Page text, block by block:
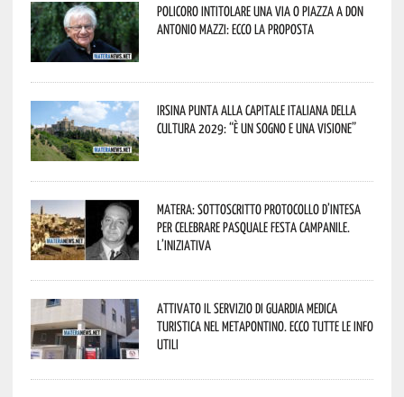
Policoro intitolare una via o piazza a don
Antonio Mazzi: ecco la proposta
Irsina punta alla Capitale italiana della
Cultura 2029: “È un sogno e una visione”
Matera: sottoscritto protocollo d’intesa
per celebrare Pasquale Festa Campanile.
L’iniziativa
Attivato il servizio di Guardia Medica
Turistica nel Metapontino. Ecco tutte le info
utili